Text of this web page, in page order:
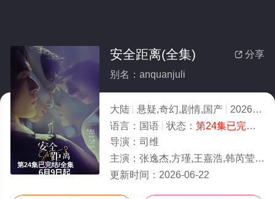
第24集已完结/全集
 分享
安全距离(全集)
别名：anquanjuli
大陆 悬疑,奇幻,剧情,国产 2026
语言： 国语 状态： 第24集已完结
导演： 司维
主演： 张逸杰,方瑾,王嘉浩,韩芮莹,李籽诺,张大雷
更新时间： 2026-06-22